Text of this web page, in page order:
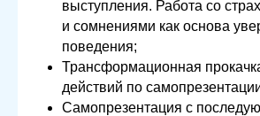
выступления. Работа со
и сомнениями как основа
поведения;
Трансформационная
действий по
Самопрезентация с